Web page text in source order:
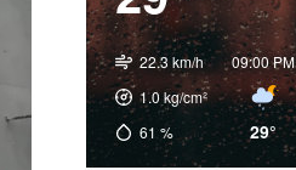
22.3 km/h
1.0kg/cm²
61 %
09:00 PM
29°